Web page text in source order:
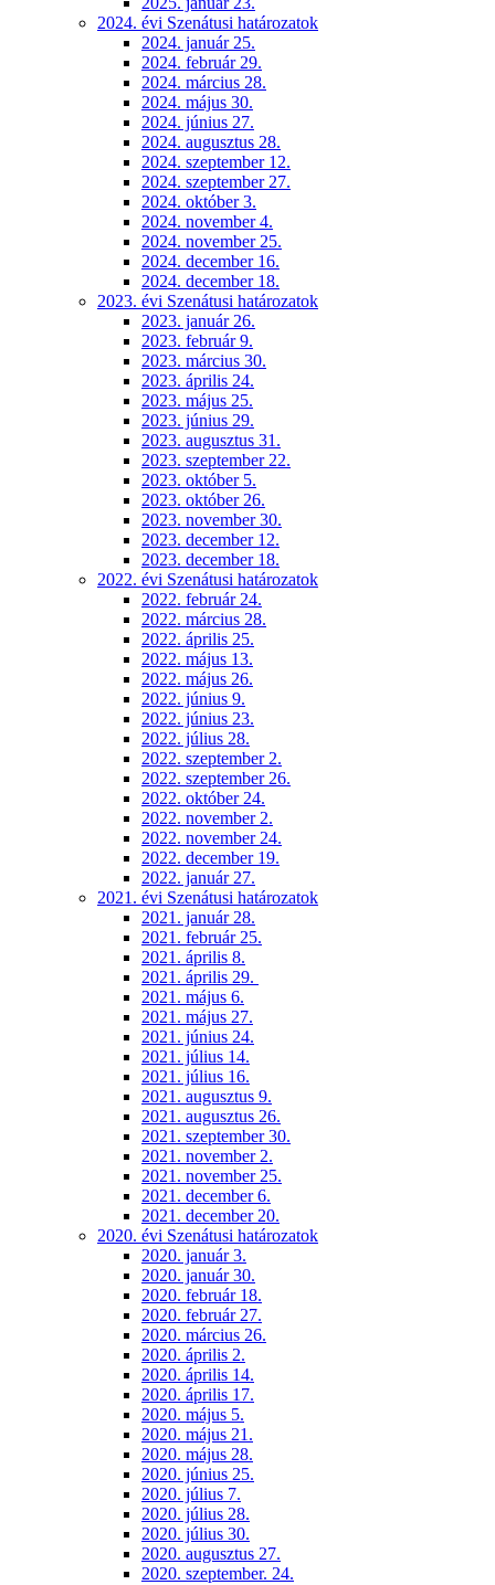
2024. évi Szenátusi határozatok
2024. január 25.
2024. február 29.
2024. március 28.
2024. május 30.
2024. június 27.
2024. augusztus 28.
2024. szeptember 12.
2024. szeptember 27.
2024. október 3.
2024. november 4.
2024. november 25.
2024. december 16.
2024. december 18.
2023. évi Szenátusi határozatok
2023. január 26.
2023. február 9.
2023. március 30.
2023. április 24.
2023. május 25.
2023. június 29.
2023. augusztus 31.
2023. szeptember 22.
2023. október 5.
2023. október 26.
2023. november 30.
2023. december 12.
2023. december 18.
2022. évi Szenátusi határozatok
2022. február 24.
2022. március 28.
2022. április 25.
2022. május 13.
2022. május 26.
2022. június 9.
2022. június 23.
2022. július 28.
2022. szeptember 2.
2022. szeptember 26.
2022. október 24.
2022. november 2.
2022. november 24.
2022. december 19.
2022. január 27.
2021. évi Szenátusi határozatok
2021. január 28.
2021. február 25.
2021. április 8.
2021. április 29.
2021. május 6.
2021. május 27.
2021. június 24.
2021. július 14.
2021. július 16.
2021. augusztus 9.
2021. augusztus 26.
2021. szeptember 30.
2021. november 2.
2021. november 25.
2021. december 6.
2021. december 20.
2020. évi Szenátusi határozatok
2020. január 3.
2020. január 30.
2020. február 18.
2020. február 27.
2020. március 26.
2020. április 2.
2020. április 14.
2020. április 17.
2020. május 5.
2020. május 21.
2020. május 28.
2020. június 25.
2020. július 7.
2020. július 28.
2020. július 30.
2020. augusztus 27.
2020. szeptember. 24.